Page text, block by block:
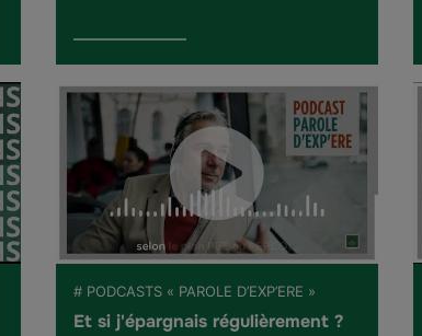
# PODCASTS « PAROLE D’EXP’ERE »
Et si j'épargnais régulièrement ?